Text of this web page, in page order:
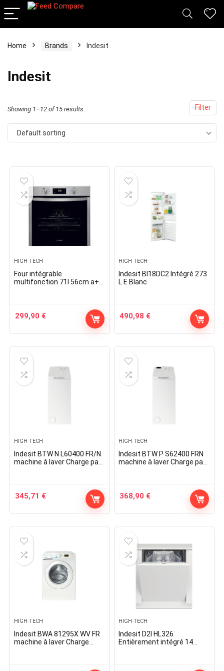
Home Brands Indesit
Indesit
Filter
Showing 1–12 of 15 results
Default sorting
HIGH-TECH
Four intégrable
multifonction 71l 56cm a+
299,90 €
HIGH-TECH
Indesit BI18DC2 Intégré 273
L E Blanc
490,98 €
HIGH-TECH
Indesit BTW N L60400 FR/N
machine à laver Charge par
345,71 €
HIGH-TECH
Indesit BTW P S62400 FRN
machine à laver Charge par
368,90 €
HIGH-TECH
Indesit BWA 81295X WV FR
machine à laver Charge
HIGH-TECH
Indesit D2I HL326
Entièrement intégré 14